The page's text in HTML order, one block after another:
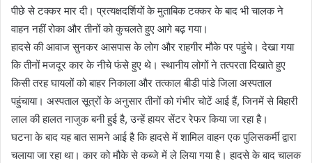
पीछे से टक्कर मार दी। प्रत्यक्षदर्शियों के मुताबिक टक्कर के बाद भी चालक ने
वाहन नहीं रोका और तीनों को कुचलते हुए आगे बढ़ गया।
हादसे की आवाज सुनकर आसपास के लोग और राहगीर मौके पर पहुंचे। देखा गया
कि तीनों मजदूर कार के नीचे फंसे हुए थे। स्थानीय लोगों ने तत्परता दिखाते हुए
किसी तरह घायलों को बाहर निकाला और तत्काल बीडी पांडे जिला अस्पताल
पहुंचाया। अस्पताल सूत्रों के अनुसार तीनों को गंभीर चोटें आई हैं, जिनमें से बिहारी
लाल की हालत नाजुक बनी हुई है, उन्हें हायर सेंटर रेफर किया जा रहा है।
घटना के बाद यह बात सामने आई है कि हादसे में शामिल वाहन एक पुलिसकर्मी द्वारा
चलाया जा रहा था। कार को मौके से कब्जे में ले लिया गया है। हादसे के बाद चालक